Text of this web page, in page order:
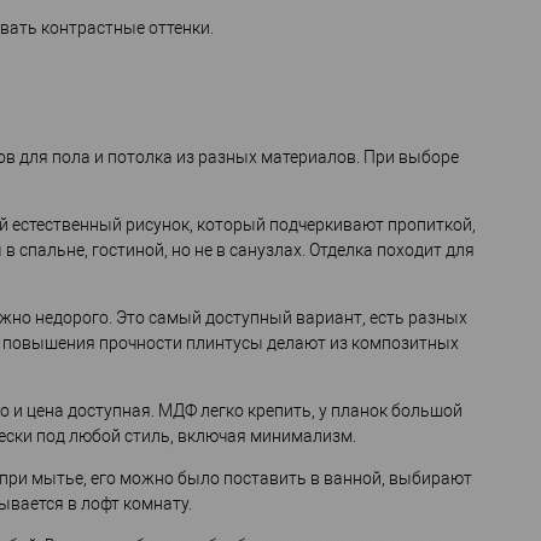
контрастные оттенки.
для пола и потолка из разных материалов. При выборе
естественный рисунок, который подчеркивают пропиткой,
гостиной, но не в санузлах. Отделка походит для
недорого. Это самый доступный вариант, есть разных
повышения прочности плинтусы делают из композитных
и цена доступная. МДФ легко крепить, у планок большой
под любой стиль, включая минимализм.
мытье, его можно было поставить в ванной, выбирают
в лофт комнату.